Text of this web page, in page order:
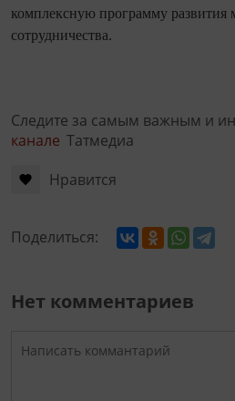
комплексную программу
сотрудничества.
Следите за самым важным и
канале Татмедиа
Нравится
Поделиться:
Нет комментариев